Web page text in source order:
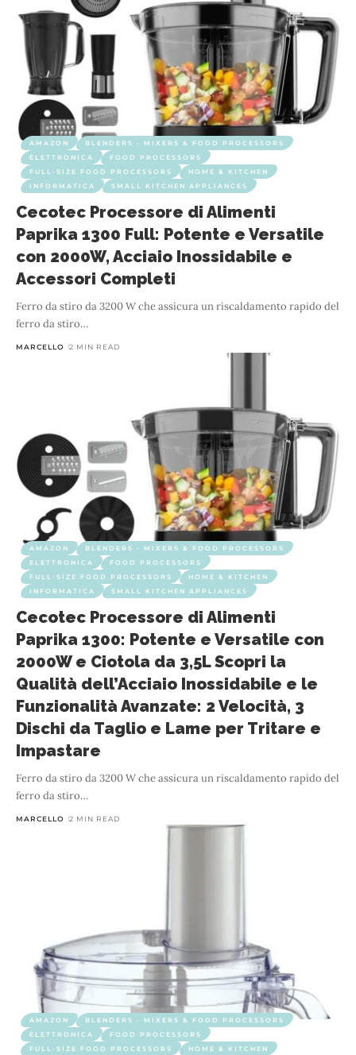
AMAZON
BLENDERS - MIXERS & FOOD PROCESSORS
ELETTRONICA
FOOD PROCESSORS
FULL-SIZE FOOD PROCESSORS
HOME & KITCHEN
INFORMATICA
SMALL KITCHEN APPLIANCES
Cecotec Processore di Alimenti
Paprika 1300 Full: Potente e Versatile
con 2000W, Acciaio Inossidabile e
Accessori Completi
Ferro da stiro da 3200 W che assicura un riscaldamento rapido del
ferro da stiro…
MARCELLO 2 MIN READ
AMAZON
BLENDERS - MIXERS & FOOD PROCESSORS
ELETTRONICA
FOOD PROCESSORS
FULL-SIZE FOOD PROCESSORS
HOME & KITCHEN
INFORMATICA
SMALL KITCHEN APPLIANCES
Cecotec Processore di Alimenti
Paprika 1300: Potente e Versatile con
2000W e Ciotola da 3,5L Scopri la
Qualità dell’Acciaio Inossidabile e le
Funzionalità Avanzate: 2 Velocità, 3
Dischi da Taglio e Lame per Tritare e
Impastare
Ferro da stiro da 3200 W che assicura un riscaldamento rapido del
ferro da stiro…
MARCELLO 2 MIN READ
AMAZON
BLENDERS - MIXERS & FOOD PROCESSORS
ELETTRONICA
FOOD PROCESSORS
FULL-SIZE FOOD PROCESSORS
HOME & KITCHEN